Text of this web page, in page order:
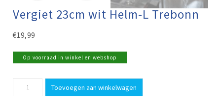
Vergiet 23cm wit Helm-L Trebonn
€19,99
Op voorraad in winkel en webshop
23cm
Toevoegen aan winkelwagen